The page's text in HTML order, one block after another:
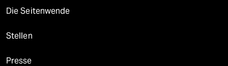
Die Seitenwende
Stellen
Presse